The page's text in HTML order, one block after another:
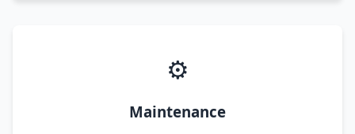
⚙️
Maintenance